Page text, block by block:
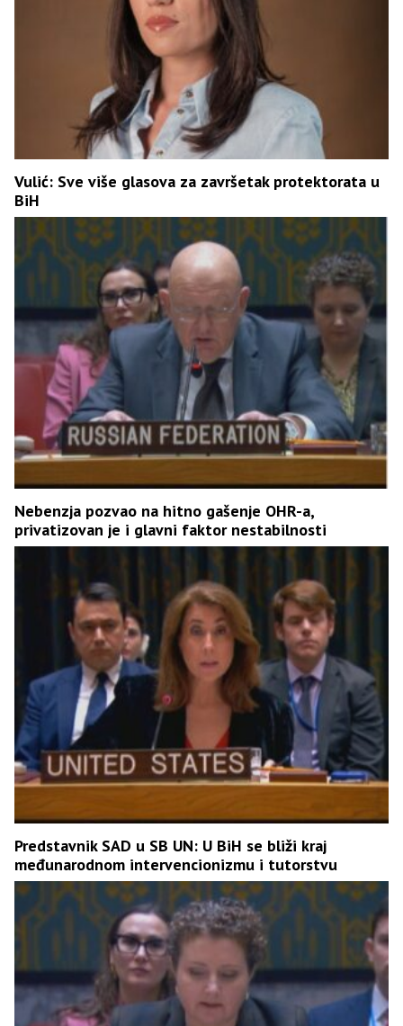
Vulić: Sve više glasova za završetak protektorata u
BiH
Nebenzja pozvao na hitno gašenje OHR-a,
privatizovan je i glavni faktor nestabilnosti
Predstavnik SAD u SB UN: U BiH se bliži kraj
međunarodnom intervencionizmu i tutorstvu